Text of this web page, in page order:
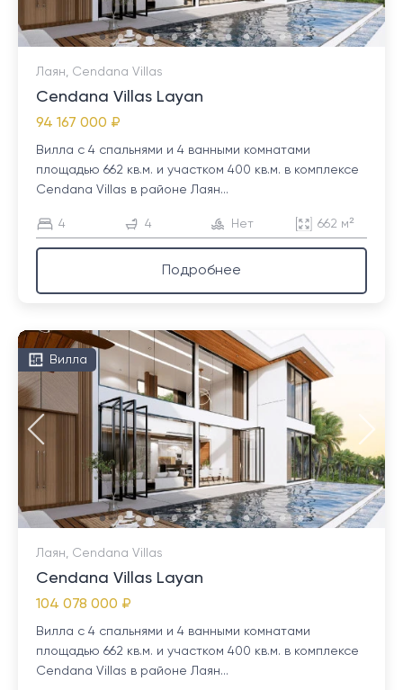
Лаян, Cendana Villas
Cendana Villas Layan
94 167 000 ₽
Вилла с 4 спальнями и 4 ванными комнатами
площадью 662 кв.м. и участком 400 кв.м. в комплексе
Cendana Villas в районе Лаян...
4 4 Нет 662 м²
Подробнее
Вилла
Лаян, Cendana Villas
Cendana Villas Layan
104 078 000 ₽
Вилла с 4 спальнями и 4 ванными комнатами
площадью 662 кв.м. и участком 400 кв.м. в комплексе
Cendana Villas в районе Лаян...